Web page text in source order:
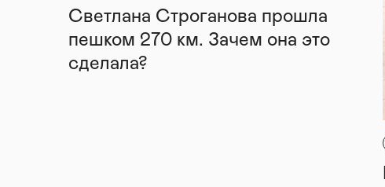
Светлана Строганова прошла
пешком 270 км. Зачем она это
сделала?